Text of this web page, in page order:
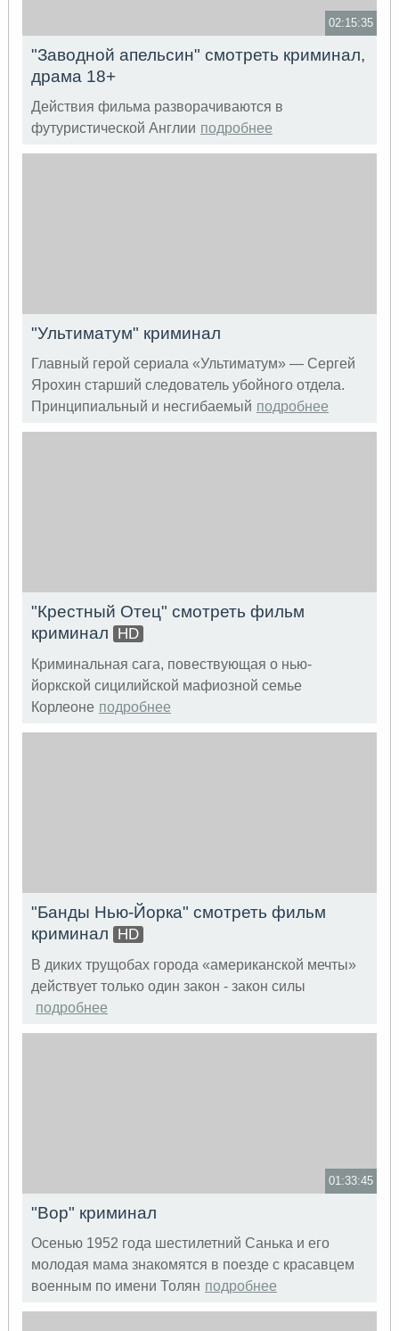
02:15:35
"Заводной апельсин" смотреть криминал,
драма 18+
Действия фильма разворачиваются в
футуристической Англии подробнее
"Ультиматум" криминал
Главный герой сериала «Ультиматум» — Сергей
Ярохин старший следователь убойного отдела.
Принципиальный и несгибаемый подробнее
"Крестный Отец" смотреть фильм
криминал
HD
Криминальная сага, повествующая о нью-
йоркской сицилийской мафиозной семье
Корлеоне подробнее
"Банды Нью-Йорка" смотреть фильм
криминал
HD
В диких трущобах города «американской мечты»
действует только один закон - закон силы
подробнее
01:33:45
"Вор" криминал
Осенью 1952 года шестилетний Санька и его
молодая мама знакомятся в поезде с красавцем
военным по имени Толян подробнее